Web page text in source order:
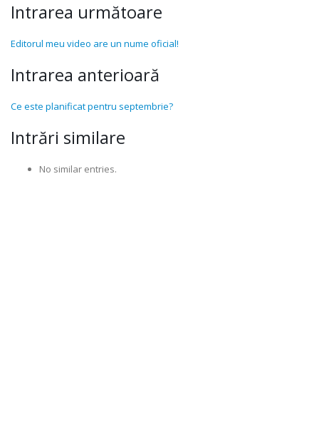
Intrarea următoare
Editorul meu video are un nume oficial!
Intrarea anterioară
Ce este planificat pentru septembrie?
Intrări similare
No similar entries.